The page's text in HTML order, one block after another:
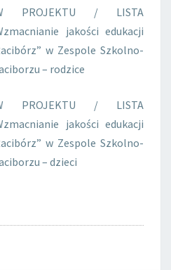
RACIBORZU
PROJEKTU / LISTA
jakości edukacji
w Zespole Szkolno-
– rodzice
PROJEKTU / LISTA
jakości edukacji
w Zespole Szkolno-
– dzieci